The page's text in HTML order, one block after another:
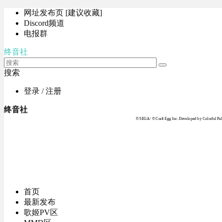
网址发布页 [建议收藏]
Discord频道
电报群
终音社
搜索
登录 / 注册
终音社
© SEGA / © Craft Egg Inc. Developed by Colorful
首页
最新发布
歌姬PV区